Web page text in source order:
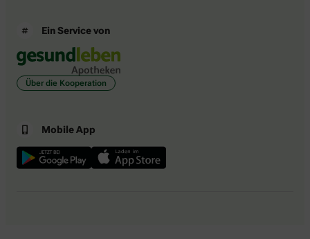
Ein Service von
Über die Kooperation
Mobile App